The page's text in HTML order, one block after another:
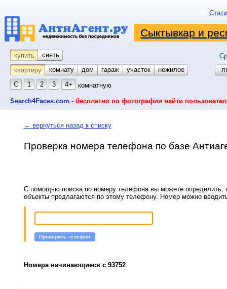
Сыктывкар и
купить снять
квартиру
комнату койко-место
дом гараж участок
нежилое
С
1 2 3 4+ комнатную
Search4Faces.com - бесплатно по фотографии найти
← вернуться назад к списку
Проверка номера телефона по базе
С помощью поиска по номеру телефона вы можете определить,
объекты предлагаются по этому телефону. Номер можно
Проверить телефон
Номера начинающиеся с 93752